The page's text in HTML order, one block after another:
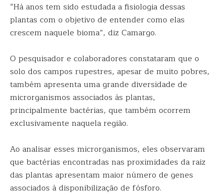
“Há anos tem sido estudada a fisiologia dessas
plantas com o objetivo de entender como elas
crescem naquele bioma”, diz Camargo.
O pesquisador e colaboradores constataram que o
solo dos campos rupestres, apesar de muito pobres,
também apresenta uma grande diversidade de
microrganismos associados às plantas,
principalmente bactérias, que também ocorrem
exclusivamente naquela região.
Ao analisar esses microrganismos, eles observaram
que bactérias encontradas nas proximidades da raiz
das plantas apresentam maior número de genes
associados à disponibilização de fósforo.